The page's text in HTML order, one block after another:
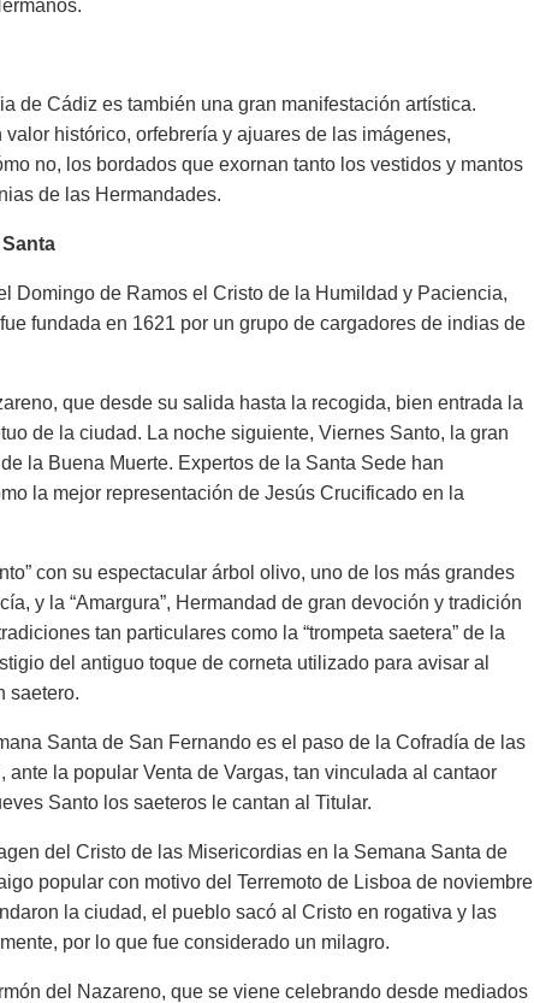
de Cádiz es también una gran manifestación artística.
histórico, orfebrería y ajuares de las imágenes,
no, los bordados que exornan tanto los vestidos y mantos
de las Hermandades.
Domingo de Ramos el Cristo de la Humildad y Paciencia,
fundada en 1621 por un grupo de cargadores de indias de
que desde su salida hasta la recogida, bien entrada la
de la ciudad. La noche siguiente, Viernes Santo, la gran
la Buena Muerte. Expertos de la Santa Sede han
la mejor representación de Jesús Crucificado en la
con su espectacular árbol olivo, uno de los más grandes
y la “Amargura”, Hermandad de gran devoción y tradición
tan particulares como la “trompeta saetera” de la
del antiguo toque de corneta utilizado para avisar al
saetero.
Santa de San Fernando es el paso de la Cofradía de las
ante la popular Venta de Vargas, tan vinculada al cantaor
Santo los saeteros le cantan al Titular.
del Cristo de las Misericordias en la Semana Santa de
popular con motivo del Terremoto de Lisboa de noviembre
la ciudad, el pueblo sacó al Cristo en rogativa y las
por lo que fue considerado un milagro.
del Nazareno, que se viene celebrando desde mediados